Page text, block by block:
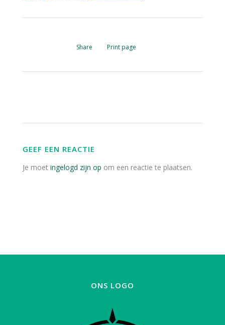
Share Print page
GEEF EEN REACTIE
Je moet ingelogd zijn op om een reactie te plaatsen.
ONS LOGO